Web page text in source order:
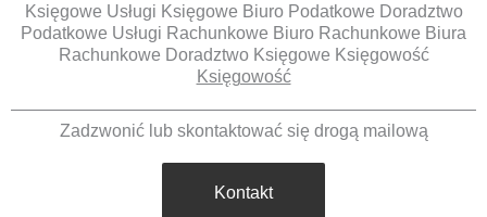
Księgowe Usługi Księgowe Biuro Podatkowe Doradztwo
Podatkowe Usługi Rachunkowe Biuro Rachunkowe Biura
Rachunkowe Doradztwo Księgowe Księgowość
Księgowość
Zadzwonić lub skontaktować się drogą mailową
Kontakt